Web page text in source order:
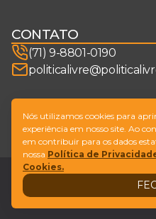
CONTATO
(71) 9-8801-0190
SIGA-NOS
© Copyright Política
Design
Legal
Nós utilizamos cookies para
experiência em nosso site. Ao
em contribuir para os dados
nossa Política de
Cookies.